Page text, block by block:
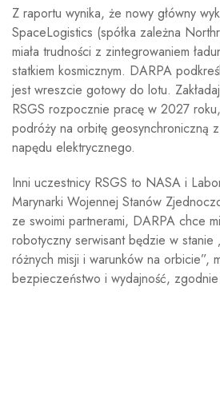
Z raportu wynika, że ​​nowy główny
SpaceLogistics (spółka zależna
miała trudności z zintegrowaniem
statkiem kosmicznym. DARPA
jest wreszcie gotowy do lotu.
RSGS rozpocznie pracę w 2027
podróży na orbitę geosynchroniczną
napędu elektrycznego.
Inni uczestnicy RSGS to NASA i
Marynarki Wojennej Stanów
ze swoimi partnerami, DARPA chce
robotyczny serwisant będzie w stanie
różnych misji i warunków na orbicie”,
bezpieczeństwo i wydajność,